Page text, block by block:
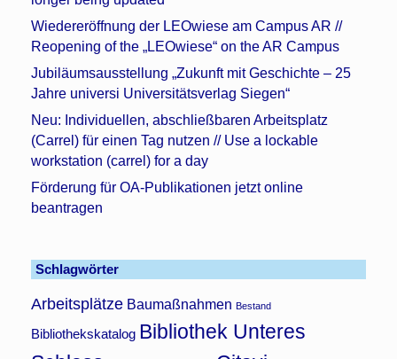
Wiedereröffnung der LEOwiese am Campus AR //
Reopening of the „LEOwiese“ on the AR Campus
Jubiläumsausstellung „Zukunft mit Geschichte – 25
Jahre universi Universitätsverlag Siegen“
Neu: Individuellen, abschließbaren Arbeitsplatz
(Carrel) für einen Tag nutzen // Use a lockable
workstation (carrel) for a day
Förderung für OA-Publikationen jetzt online
beantragen
Schlagwörter
Arbeitsplätze Baumaßnahmen Bestand
Bibliothekskatalog Bibliothek Unteres